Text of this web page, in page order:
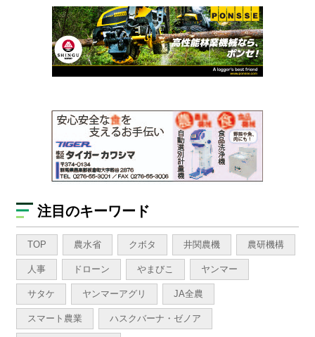
注目のキーワード
TOP 農水省 クボタ 井関農機 農研機構
人事 ドローン やまびこ ヤンマー
サタケ ヤンマーアグリ JA全農
スマート農業 ハスクバーナ・ゼノア